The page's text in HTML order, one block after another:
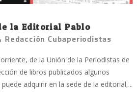
la Editorial Pablo
Redacción Cubaperiodistas
de la Unión de la Periodistas de
de libros publicados algunos
adquirir en la sede de la editorial,...